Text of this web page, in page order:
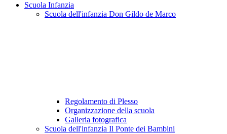
Scuola Infanzia
Scuola dell'infanzia Don Gildo de Marco
Regolamento di Plesso
Organizzazione della scuola
Galleria fotografica
Scuola dell'infanzia Il Ponte dei Bambini